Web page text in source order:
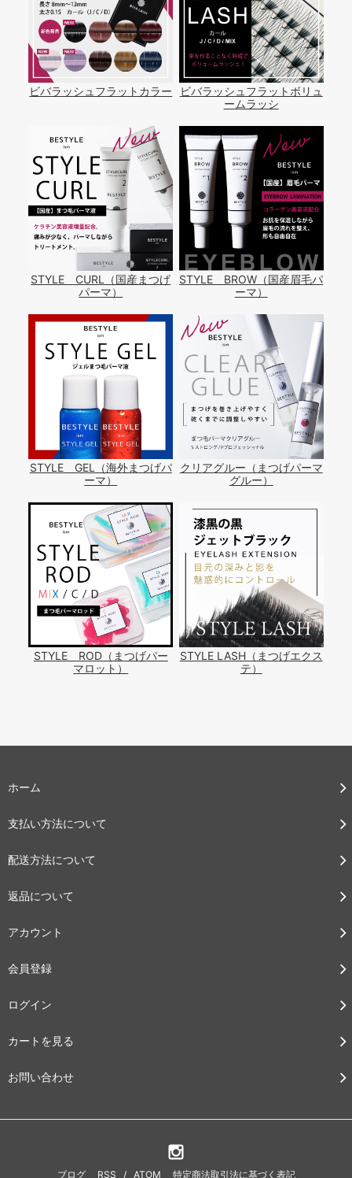
ビバラッシュフラットカラー
ビバラッシュフラットボリュ
ームラッシ
STYLE CURL（国産まつげ
パーマ）
STYLE BROW（国産眉毛パ
ーマ）
STYLE GEL（海外まつげパ
ーマ）
クリアグルー（まつげパーマ
グルー）
STYLE ROD（まつげパー
マロット）
STYLE LASH（まつげエクス
テ）
ホーム
支払い方法について
配送方法について
返品について
アカウント
会員登録
ログイン
カートを見る
お問い合わせ
ブログ RSS / ATOM 特定商法取引法に基づく表記